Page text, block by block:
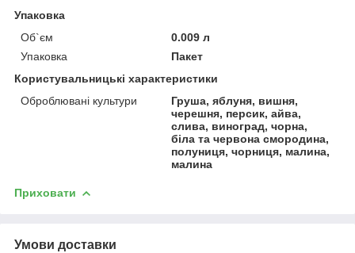
Упаковка
Об`єм
0.009 л
Упаковка
Пакет
Користувальницькі характеристики
Оброблювані культури
Груша, яблуня, вишня,
черешня, персик, айва,
слива, виноград, чорна,
біла та червона смородина,
полуниця, чорниця, малина,
малина
Приховати
Умови доставки